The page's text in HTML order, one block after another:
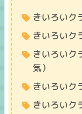
きいろいク
きいろいク
きいろいク
気）
きいろいク
きいろいク